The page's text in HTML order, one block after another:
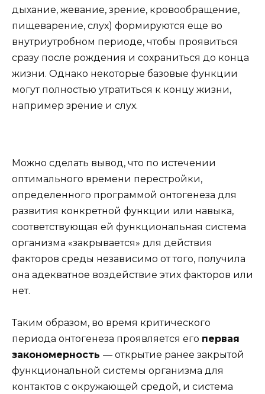
дыхание, жевание, зрение, кровообращение,
пищеварение, слух) формируются еще во
внутриутробном периоде, чтобы проявиться
сразу после рождения и сохраниться до конца
жизни. Однако некоторые базовые функции
могут полностью утратиться к концу жизни,
например зрение и слух.
Можно сделать вывод, что по истечении
оптимального времени перестройки,
определенного программой онтогенеза для
развития конкретной функции или навыка,
соответствующая ей функциональная система
организма «закрывается» для действия
факторов среды независимо от того, получила
она адекватное воздействие этих факторов или
нет.
Таким образом, во время критического
периода онтогенеза проявляется его первая
закономерность — открытие ранее закрытой
функциональной системы организма для
контактов с окружающей средой, и система